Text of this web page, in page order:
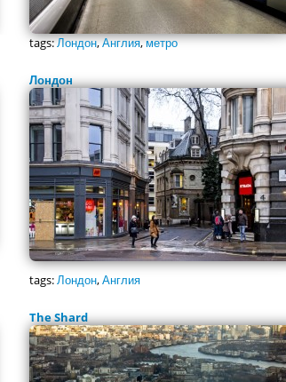
tags:Лондон,Англия,метро
Лондон
tags:Лондон,Англия
The Shard